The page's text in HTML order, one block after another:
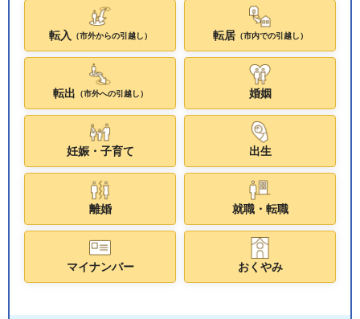
転入 （市外からの引越し） 転居（市内での引越し）
転出 （市外への引越し） 婚姻
妊娠・子育て 出生
離婚 就職・転職
マイナンバー おくやみ